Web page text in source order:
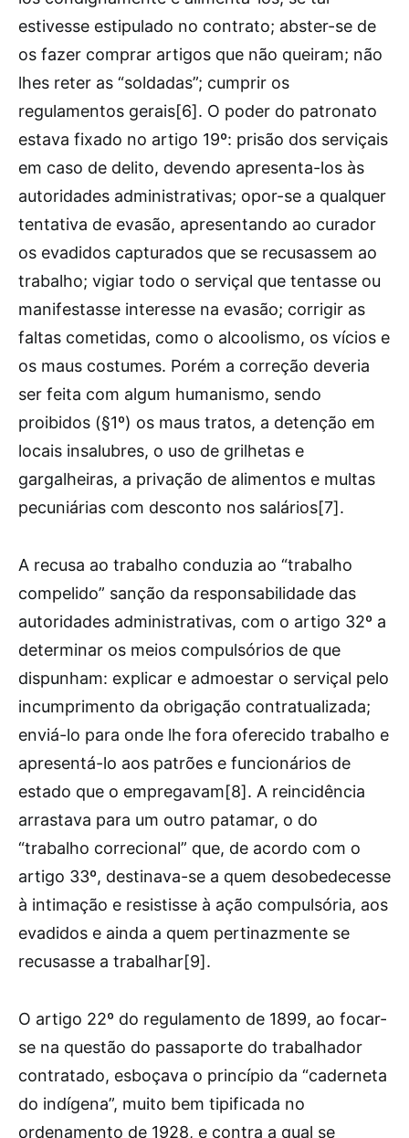
estivesse estipulado no contrato; abster-se de
os fazer comprar artigos que não queiram; não
lhes reter as “soldadas”; cumprir os
regulamentos gerais[6]. O poder do patronato
estava fixado no artigo 19º: prisão dos serviçais
em caso de delito, devendo apresenta-los às
autoridades administrativas; opor-se a qualquer
tentativa de evasão, apresentando ao curador
os evadidos capturados que se recusassem ao
trabalho; vigiar todo o serviçal que tentasse ou
manifestasse interesse na evasão; corrigir as
faltas cometidas, como o alcoolismo, os vícios e
os maus costumes. Porém a correção deveria
ser feita com algum humanismo, sendo
proibidos (§1º) os maus tratos, a detenção em
locais insalubres, o uso de grilhetas e
gargalheiras, a privação de alimentos e multas
pecuniárias com desconto nos salários[7].
A recusa ao trabalho conduzia ao “trabalho
compelido” sanção da responsabilidade das
autoridades administrativas, com o artigo 32º a
determinar os meios compulsórios de que
dispunham: explicar e admoestar o serviçal pelo
incumprimento da obrigação contratualizada;
enviá-lo para onde lhe fora oferecido trabalho e
apresentá-lo aos patrões e funcionários de
estado que o empregavam[8]. A reincidência
arrastava para um outro patamar, o do
“trabalho correcional” que, de acordo com o
artigo 33º, destinava-se a quem desobedecesse
à intimação e resistisse à ação compulsória, aos
evadidos e ainda a quem pertinazmente se
recusasse a trabalhar[9].
O artigo 22º do regulamento de 1899, ao focar-
se na questão do passaporte do trabalhador
contratado, esboçava o princípio da “caderneta
do indígena”, muito bem tipificada no
ordenamento de 1928, e contra a qual se